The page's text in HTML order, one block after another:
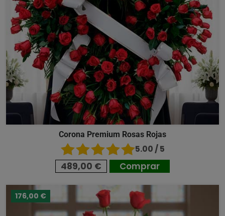
Corona Premium Rosas Rojas
5.00 / 5
489,00 € Comprar
176,00 €